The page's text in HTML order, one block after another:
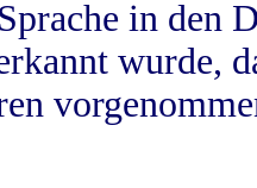
in
wurde,